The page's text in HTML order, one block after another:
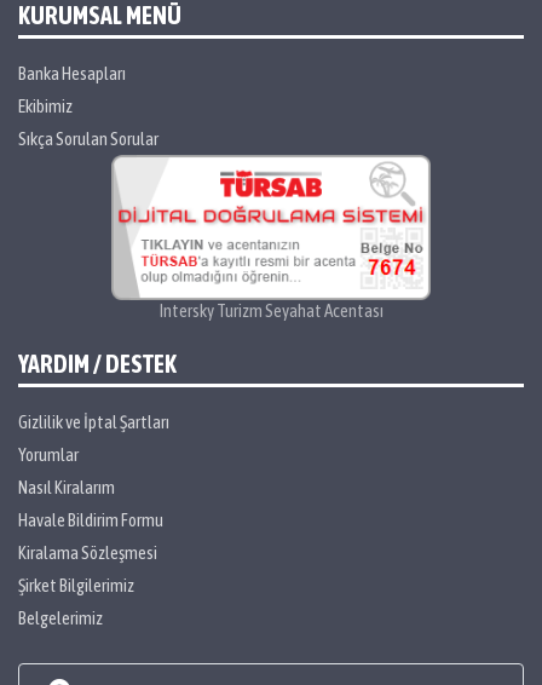
KURUMSAL MENÜ
Banka Hesapları
Ekibimiz
Sıkça Sorulan Sorular
Intersky Turizm Seyahat Acentası
YARDIM / DESTEK
Gizlilik ve İptal Şartları
Yorumlar
Nasıl Kiralarım
Havale Bildirim Formu
Kiralama Sözleşmesi
Şirket Bilgilerimiz
Belgelerimiz